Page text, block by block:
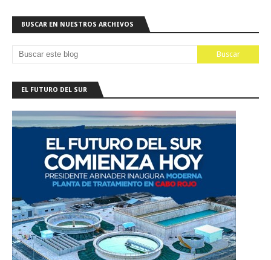
BUSCAR EN NUESTROS ARCHIVOS
EL FUTURO DEL SUR